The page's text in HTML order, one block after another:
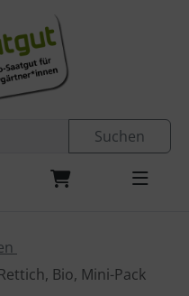
Suchen
Bio, Mini-Pack